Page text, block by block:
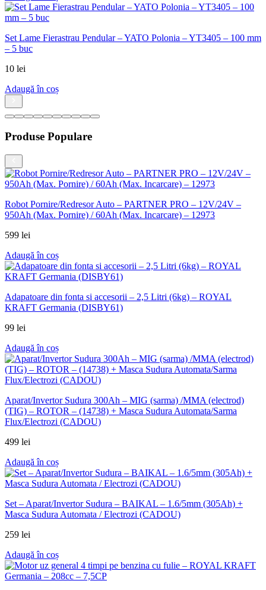
Set Lame Fierastrau Pendular – YATO Polonia – YT3405 – 100 mm
– 5 buc
10 lei
Adaugă în coș
Produse Populare
Robot Pornire/Redresor Auto – PARTNER PRO – 12V/24V –
950Ah (Max. Pornire) / 60Ah (Max. Incarcare) – 12973
599 lei
Adaugă în coș
Adapatoare din fonta si accesorii – 2,5 Litri (6kg) – ROYAL
KRAFT Germania (DISBY61)
99 lei
Adaugă în coș
Aparat/Invertor Sudura 300Ah – MIG (sarma) /MMA (electrod)
(TIG) – ROTOR – (14738) + Masca Sudura Automata/Sarma
Flux/Electrozi (CADOU)
499 lei
Adaugă în coș
Set – Aparat/Invertor Sudura – BAIKAL – 1.6/5mm (305Ah) +
Masca Sudura Automata / Electrozi (CADOU)
259 lei
Adaugă în coș